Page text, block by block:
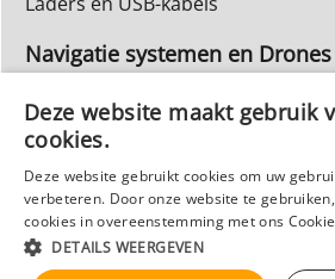
Navigatie systemen en Drones
Inbouw Autoradio's
Info Webwinkel
Ruilen & Retourneren
Privacy
Deze website maakt gebruik
cookies.
Deze website gebruikt cookies om uw
verbeteren. Door onze website te
cookies in overeenstemming met ons
DETAILS WEERGEVEN